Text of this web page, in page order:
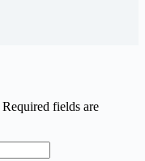
Required fields are